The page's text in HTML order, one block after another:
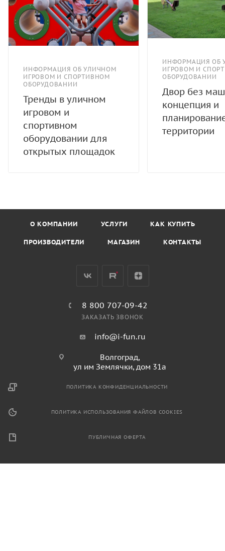
ИНФОРМАЦИЯ ОБ УЛИЧНОМ
ИГРОВОМ И СПОРТИВНОМ
ОБОРУДОВАНИИ
Тренды в уличном
игровом и
спортивном
оборудовании для
открытых площадок
ИНФОРМАЦИЯ ОБ
ИГРОВОМ И
ОБОРУДОВАНИИ
Двор без
концепция и
территории
О КОМПАНИИ УСЛУГИ КАК КУПИТЬ
ПРОИЗВОДИТЕЛИ МАГАЗИН КОНТАКТЫ
8 800 707-09-42
ЗАКАЗАТЬ ЗВОНОК
info@i-fun.ru
Волгоград,
ул им Землячки, дом 31а
ПОЛИТИКА КОНФИДЕНЦИАЛЬНОСТИ
ПОЛИТИКА ИСПОЛЬЗОВАНИЯ ФАЙЛОВ COOKIES
ПУБЛИЧНАЯ ОФЕРТА